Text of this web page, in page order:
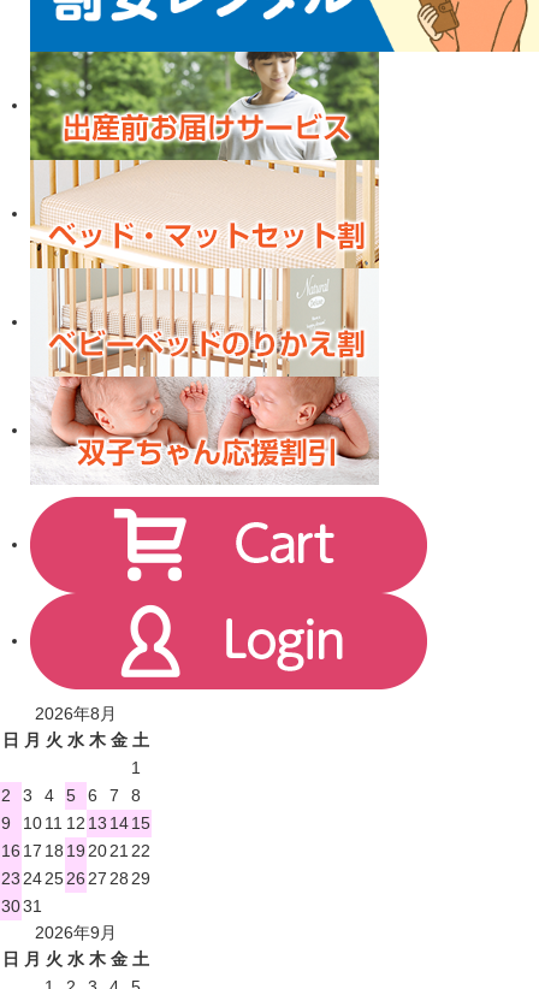
2026年8月
日
月 火 水 木 金 土
1
2
3 4 5 6 7
8
9
1011 12 13 1415
16 17 18 19 2021 22
23 242526 27 28 29
3031
2026年9月
日
月 火 水 木 金 土